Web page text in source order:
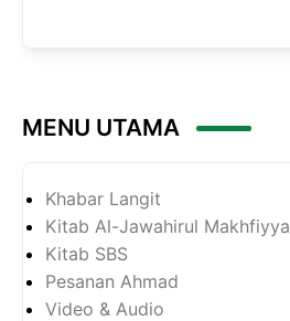
MENU UTAMA
Khabar Langit
Kitab Al-Jawahirul
Kitab SBS
Pesanan Ahmad
Video & Audio